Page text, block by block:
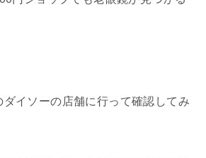
イソーの店舗に行って確認してみ